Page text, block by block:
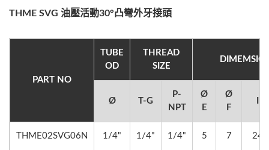
THME SVG 油壓活動30°凸彎外牙接頭
PART NO
TUBE
OD
THREAD
SIZE
Ø T-G
P-
NPT
Ø
E
Ø
F
THME02SVG06N 1/4" 1/4" 1/4" 5 7 24